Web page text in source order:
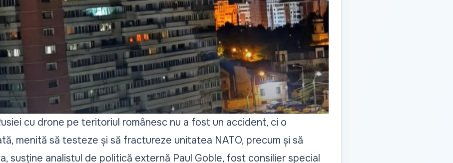
cu drone pe teritoriul românesc nu a fost un accident, ci o
menită să testeze și să fractureze unitatea NATO, precum și să
susține analistul de politică externă Paul Goble, fost consilier special